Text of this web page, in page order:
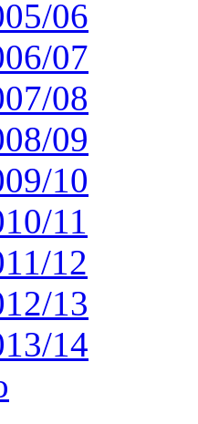
06
07
08
09
10
11
12
13
14